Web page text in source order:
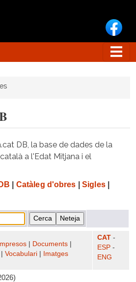
DB, la base de dades de la
a l'Edat Mitjana i el
Catàleg d'obres Sigles|
Impresos Documents
Vocabulari Imatges
CAT -
ESP -
ENG